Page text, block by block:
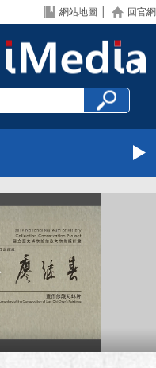
網站地圖 回官網